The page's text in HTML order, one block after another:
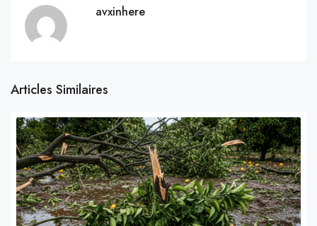
avxinhere
Articles Similaires